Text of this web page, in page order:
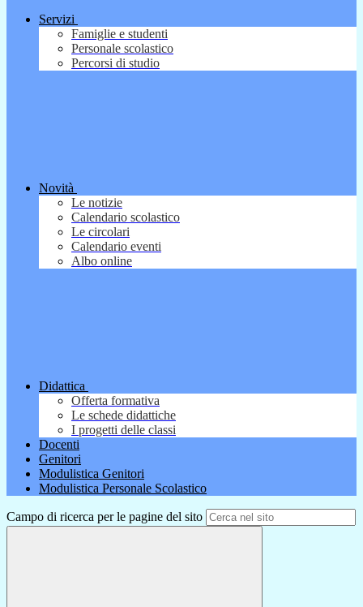
Servizi
Famiglie e studenti
Personale scolastico
Percorsi di studio
Novità
Le notizie
Calendario scolastico
Le circolari
Calendario eventi
Albo online
Didattica
Offerta formativa
Le schede didattiche
I progetti delle classi
Docenti
Genitori
Modulistica Genitori
Modulistica Personale Scolastico
Campo di ricerca per le pagine del sito